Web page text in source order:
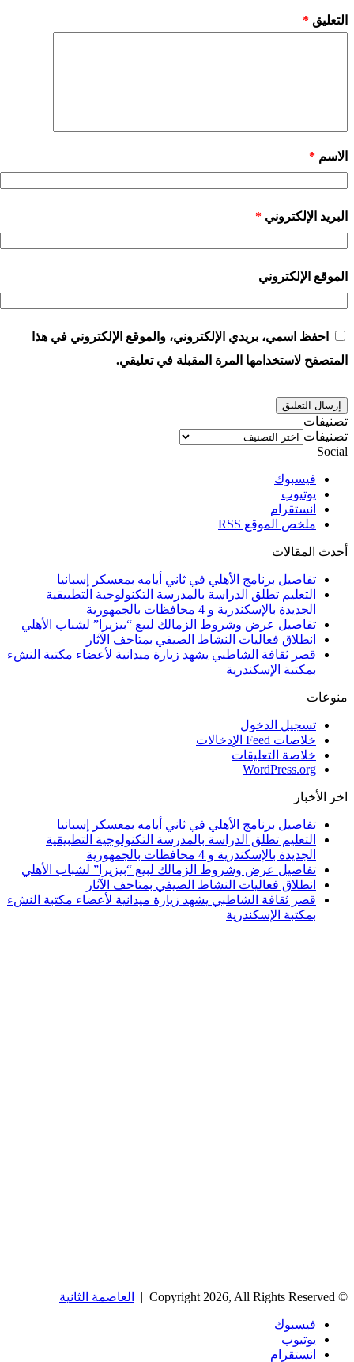
التعليق *
الاسم *
البريد الإلكتروني *
الموقع الإلكتروني
احفظ اسمي، بريدي الإلكتروني، والموقع الإلكتروني في هذا
المتصفح لاستخدامها المرة المقبلة في تعليقي.
تصنيفات
تصنيفات
Social
فيسبوك
يوتيوب
انستقرام
ملخص الموقع RSS
أحدث المقالات
تفاصيل برنامج الأهلي في ثاني أيامه بمعسكر إسبانيا
التعليم تطلق الدراسة بالمدرسة التكنولوجية التطبيقية
الجديدة بالإسكندرية و 4 محافظات بالجمهورية
تفاصيل عرض وشروط الزمالك لبيع “بيزيرا” لشباب الأهلي
انطلاق فعاليات النشاط الصيفي بمتاحف الآثار
قصر ثقافة الشاطبي يشهد زيارة ميدانية لأعضاء مكتبة النشء
بمكتبة الإسكندرية
منوعات
تسجيل الدخول
خلاصات Feed الإدخالات
خلاصة التعليقات
WordPress.org
اخر الأخبار
تفاصيل برنامج الأهلي في ثاني أيامه بمعسكر إسبانيا
التعليم تطلق الدراسة بالمدرسة التكنولوجية التطبيقية
الجديدة بالإسكندرية و 4 محافظات بالجمهورية
تفاصيل عرض وشروط الزمالك لبيع “بيزيرا” لشباب الأهلي
انطلاق فعاليات النشاط الصيفي بمتاحف الآثار
قصر ثقافة الشاطبي يشهد زيارة ميدانية لأعضاء مكتبة النشء
بمكتبة الإسكندرية
© Copyright 2026, All Rights Reserved | العاصمة الثانية
فيسبوك
يوتيوب
انستقرام